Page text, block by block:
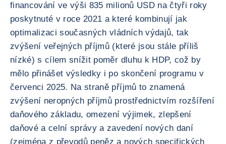
financování ve výši 835 milionů USD na čtyři roky
poskytnuté v roce 2021 a které kombinují jak
optimalizaci současných vládních výdajů, tak
zvýšení veřejných příjmů (které jsou stále příliš
nízké) s cílem snížit poměr dluhu k HDP, což by
mělo přinášet výsledky i po skončení programu v
červenci 2025. Na straně příjmů to znamená
zvýšení neropných příjmů prostřednictvím rozšíření
daňového základu, omezení výjimek, zlepšení
daňové a celní správy a zavedení nových daní
(zejména z převodů peněz a nových specifických